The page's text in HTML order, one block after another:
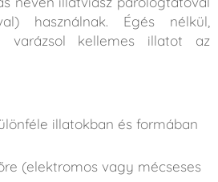
használnak. Égés nélkül,
varázsol kellemes illatot az
illatokban és formában
(elektromos vagy mécseses